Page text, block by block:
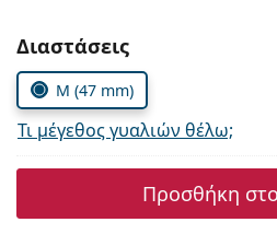
Συμπληρώστε τις
Διαστάσεις
M (47 mm)
Τι μέγεθος γυαλιών θέλω;
Προσθήκη